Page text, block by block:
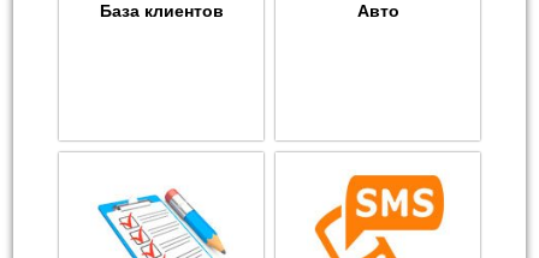
База клиентов Авто